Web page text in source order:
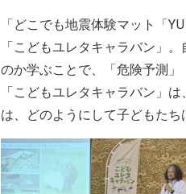
「どこでも地震体験マット「
「こどもユレタキャラバン」
のか学ぶことで、「危険予測」
「こどもユレタキャラバン」
は、どのようにして子どもたち